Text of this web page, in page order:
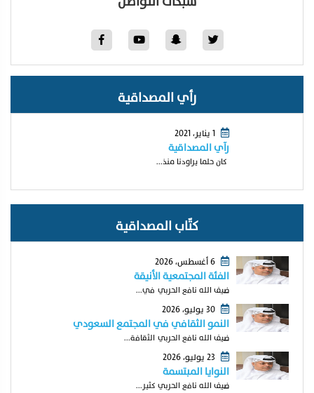
رأي المصداقية
1 يناير، 2021
رآي المصداقية
كان حلما يراودنا منذ...
كتّاب المصداقية
6 أغسطس، 2026
الفئة المجتمعية الأنيقة
ضيف الله نافع الحربي في...
30 يوليو، 2026
النمو الثقافي في المجتمع السعودي
ضيف الله نافع الحربي الثقافة...
النوايا المبتسمة
ضيف الله نافع الحربي كثير...